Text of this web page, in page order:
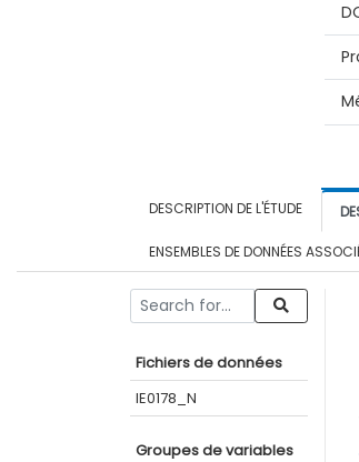
DESCRIPTION DE L'ÉTUDE
ENSEMBLES DE DONNÉES
Fichiers de données
IE0178_N
Groupes de variables